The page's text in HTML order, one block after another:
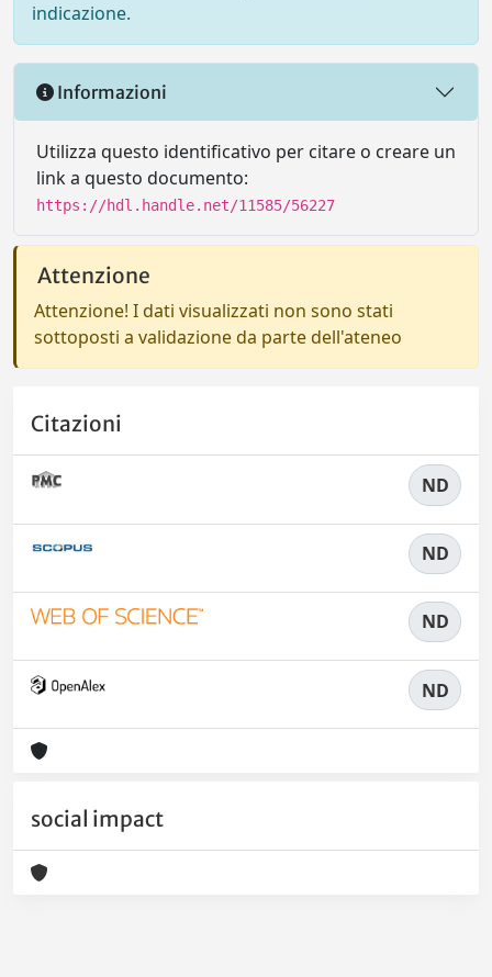
indicazione.
Informazioni
Utilizza questo identificativo per citare o creare un
link a questo documento:
https://hdl.handle.net/11585/56227
Attenzione
Attenzione! I dati visualizzati non sono stati
sottoposti a validazione da parte dell'ateneo
Citazioni
ND
ND
ND
ND
social impact